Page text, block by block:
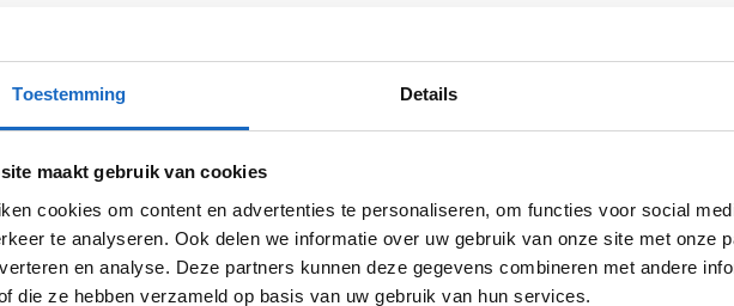
Toestemming Details
maakt gebruik van cookies
cookies om content en advertenties te personaliseren, om functies voor social
te analyseren. Ook delen we informatie over uw gebruik van onze site met onze
en analyse. Deze partners kunnen deze gegevens combineren met andere
die ze hebben verzameld op basis van uw gebruik van hun services.
serie